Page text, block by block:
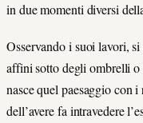
in due momenti diversi
Osservando i suoi lavori,
affini sotto degli ombrelli
nasce quel paesaggio con
dell’avere fa intravedere